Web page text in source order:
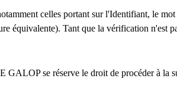
celles portant sur l'Identifiant, le
équivalente). Tant que la vérification n'est
se réserve le droit de procéder à la